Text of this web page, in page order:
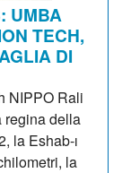
UMBA
TECH,
DI
NIPPO Rali
regina della
la Eshab-ı
la